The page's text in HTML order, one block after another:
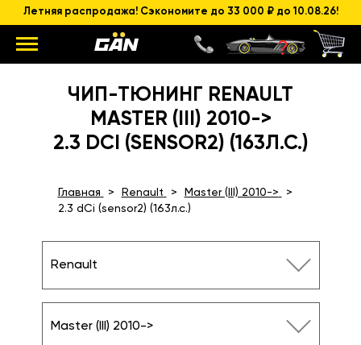
Летняя распродажа! Сэкономите до 33 000 ₽ до 10.08.26!
ЧИП-ТЮНИНГ RENAULT
MASTER (III) 2010->
2.3 DCI (SENSOR2) (163Л.С.)
Главная Renault
Master (III) 2010->
2.3 dCi (sensor2) (163л.с.)
Renault
Master (III) 2010->